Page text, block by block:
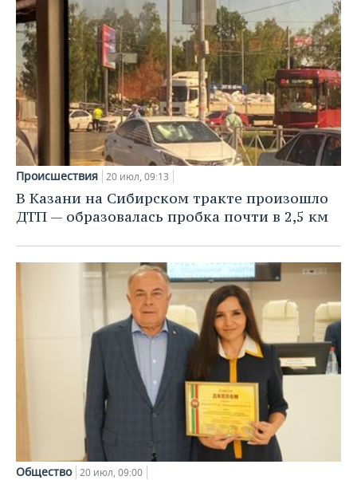
Происшествия 20 июл, 09:13
В Казани на Сибирском тракте произошло
ДТП — образовалась пробка почти в 2,5 км
Общество 20 июл, 09:00